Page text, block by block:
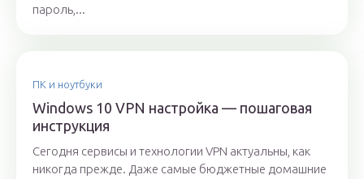
пароль,...
ПК и ноутбуки
Windows 10 VPN настройка — пошаговая
инструкция
Сегодня сервисы и технологии VPN актуальны, как
никогда прежде. Даже самые бюджетные домашние